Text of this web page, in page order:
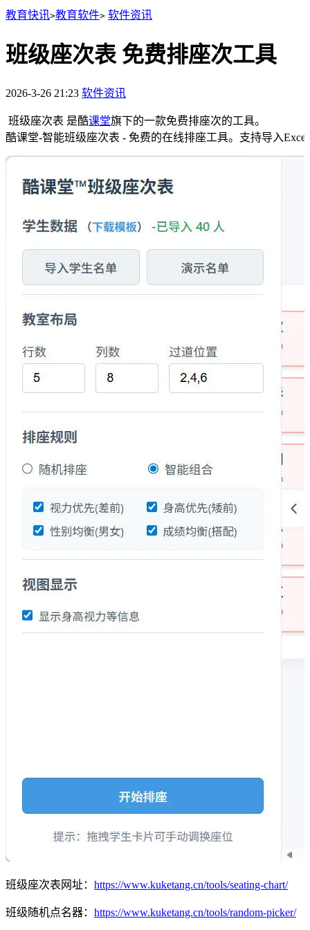
教育快讯>教育软件> 软件资讯
班级座次表 免费排座次工具
2026-3-26 21:23 软件资讯
班级座次表 是酷课堂旗下的一款免费排座次的工具。
酷课堂-智能班级座次表 - 免费的在线排座工具。支持导入
班级座次表网址： https://www.kuketang.cn/tools/seating-chart/
班级随机点名器： https://www.kuketang.cn/tools/random-picker/